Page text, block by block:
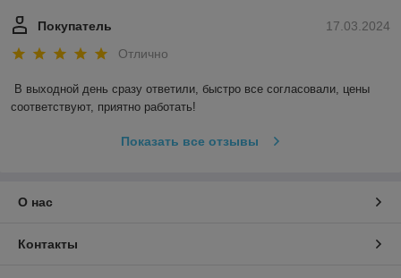
17.03.2024
Покупатель
Отлично
В выходной день сразу ответили, быстро все согласовали, цены
соответствуют, приятно работать!
Показать все отзывы
О нас
Контакты